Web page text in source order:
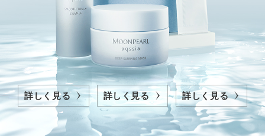
詳しく見る
詳しく見る 詳しく見る